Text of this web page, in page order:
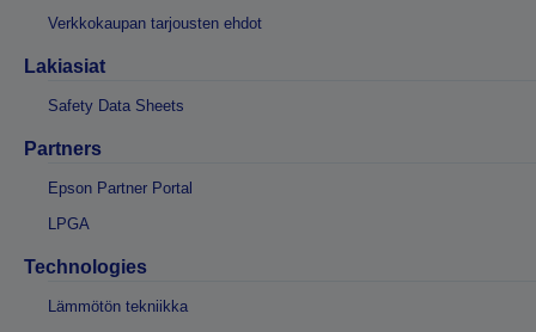
Verkkokaupan tarjousten ehdot
Lakiasiat
Safety Data Sheets
Partners
Epson Partner Portal
LPGA
Technologies
Lämmötön tekniikka